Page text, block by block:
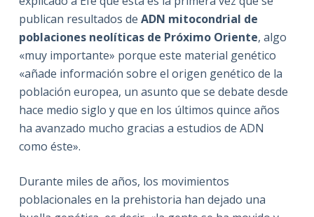
publican resultados de ADN mitocondrial de
poblaciones neolíticas de Próximo Oriente, algo
«muy importante» porque este material genético
«añade información sobre el origen genético de la
población europea, un asunto que se debate desde
hace medio siglo y que en los últimos quince años
ha avanzado mucho gracias a estudios de ADN
como éste».
Durante miles de años, los movimientos
poblacionales en la prehistoria han dejado una